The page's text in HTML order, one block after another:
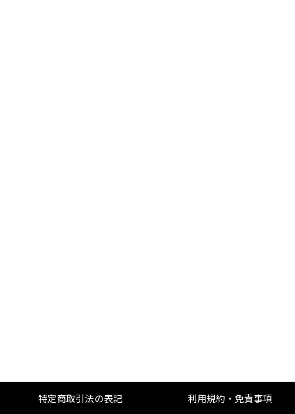
特定商取引法の表記 利用規約・免責事項